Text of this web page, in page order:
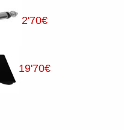
2'70€
19'70€